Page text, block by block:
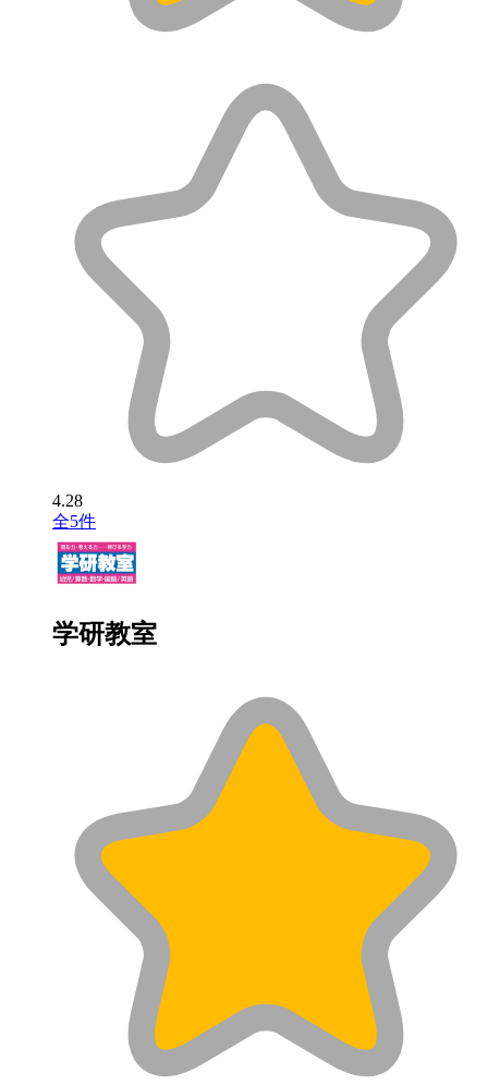
4.28
全5件
学研教室